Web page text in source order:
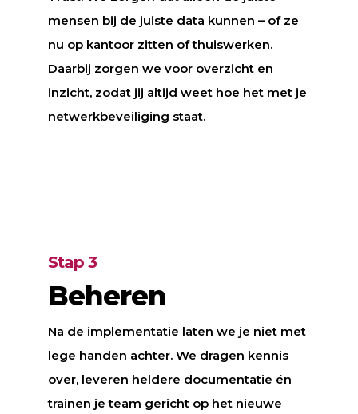
mensen bij de juiste data kunnen – of ze
nu op kantoor zitten of thuiswerken.
Daarbij zorgen we voor overzicht en
inzicht, zodat jij altijd weet hoe het met je
netwerkbeveiliging staat.
Stap 3
Beheren
Na de implementatie laten we je niet met
lege handen achter. We dragen kennis
over, leveren heldere documentatie én
trainen je team gericht op het nieuwe